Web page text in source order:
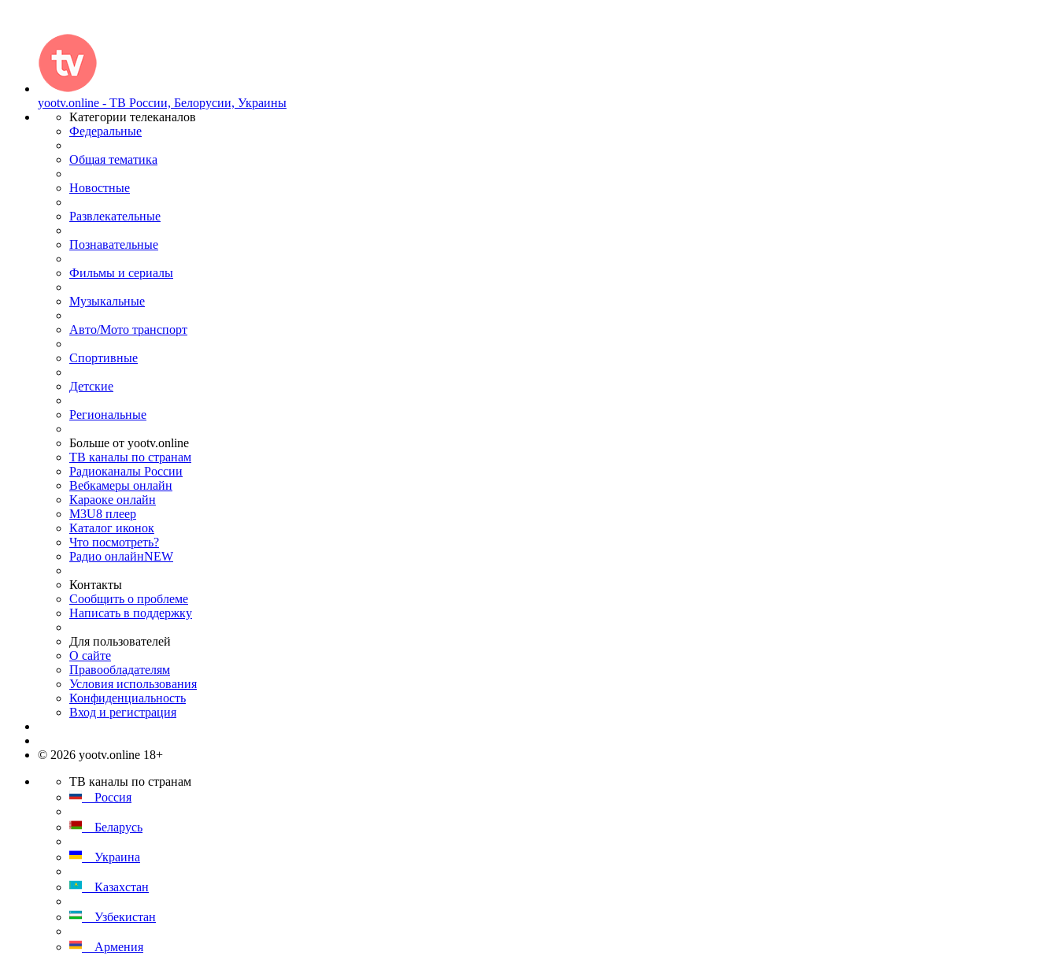
yootv.online - ТВ России, Белорусии, Украины
Категории телеканалов
Федеральные
Общая тематика
Новостные
Развлекательные
Познавательные
Фильмы и сериалы
Музыкальные
Авто/Мото транспорт
Спортивные
Детские
Региональные
Больше от yootv.online
ТВ каналы по странам
Радиоканалы России
Вебкамеры онлайн
Караоке онлайн
M3U8 плеер
Каталог иконок
Что посмотреть?
Радио онлайнNEW
Контакты
Сообщить о проблеме
Написать в поддержку
Для пользователей
О сайте
Правообладателям
Условия использования
Конфиденциальность
Вход и регистрация
© 2026 yootv.online 18+
ТВ каналы по странам
Россия
Беларусь
Украина
Казахстан
Узбекистан
Армения